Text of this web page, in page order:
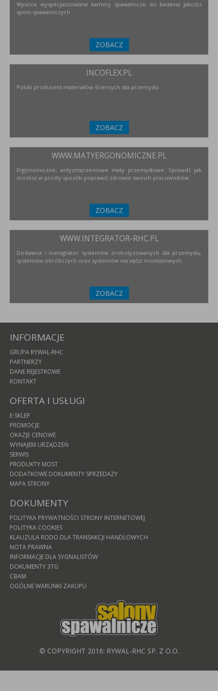
Wysoce wyspecjalizowane kamery spawalnicze do badania jakości
spoin spawalniczych
ZOBACZ
INCOFLEX.PL
Polski producent materiałów ściernych dla przemysłu
ZOBACZ
WWW.MATYERGONOMICZNE.PL
Ergonomiczne, antyzmęczeniowe maty przemysłowe. Sprawdź jak
możesz w prosty sposób poprawić zdrowie swoich pracowników.
ZOBACZ
WWW.INTEGRATOR-RHC.PL
Dostawca i inetegrator systemów zrobotyzowanych dla przemysłu,
systemów obróbczych oraz systemów narzędzi montażowych.
ZOBACZ
INFORMACJE
GRUPA RYWAL-RHC
PARTNERZY
DANE REJESTROWE
KONTAKT
OFERTA I USŁUGI
E-SKLEP
PROMOCJE
OKAZJE CENOWE
WYNAJEM URZĄDZEŃ
SERWIS
PRODUKTY MOST
DODATKOWE DOKUMENTY SPRZEDAŻY
MAPA STRONY
DOKUMENTY
POLITYKA PRYWATNOŚCI STRONY INTERNETOWEJ
POLITYKA COOKIES
KLAUZULA RODO DLA TRANSAKCJI HANDLOWYCH
NOTA PRAWNA
INFORMACJE DLA SYGNALISTÓW
DOKUMENTY 3TG
CBAM
OGÓLNE WARUNKI ZAKUPU
© COPYRIGHT 2016: RYWAL-RHC SP. Z O.O.